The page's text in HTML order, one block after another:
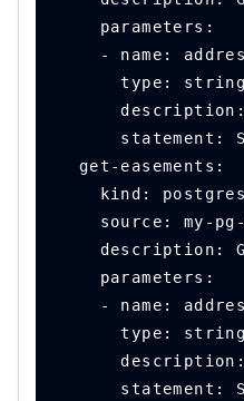
    parameters:
- name:
      type: string
statement:
  get-easements:
kind:
source: my-
description:
    parameters:
- name:
      type: string
statement: